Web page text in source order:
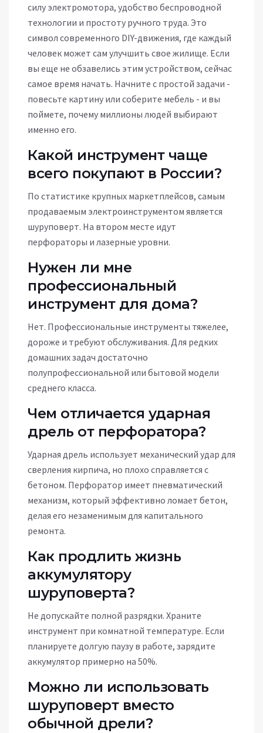
силу электромотора, удобство беспроводной
технологии и простоту ручного труда. Это
символ современного DIY-движения, где каждый
человек может сам улучшить свое жилище. Если
вы еще не обзавелись этим устройством, сейчас
самое время начать. Начните с простой задачи -
повесьте картину или соберите мебель - и вы
поймете, почему миллионы людей выбирают
именно его.
Какой инструмент чаще
всего покупают в России?
По статистике крупных маркетплейсов, самым
продаваемым электроинструментом является
шуруповерт. На втором месте идут
перфораторы и лазерные уровни.
Нужен ли мне
профессиональный
инструмент для дома?
Нет. Профессиональные инструменты тяжелее,
дороже и требуют обслуживания. Для редких
домашних задач достаточно
полупрофессиональной или бытовой модели
среднего класса.
Чем отличается ударная
дрель от перфоратора?
Ударная дрель использует механический удар для
сверления кирпича, но плохо справляется с
бетоном. Перфоратор имеет пневматический
механизм, который эффективно ломает бетон,
делая его незаменимым для капитального
ремонта.
Как продлить жизнь
аккумулятору
шуруповерта?
Не допускайте полной разрядки. Храните
инструмент при комнатной температуре. Если
планируете долгую паузу в работе, зарядите
аккумулятор примерно на 50%.
Можно ли использовать
шуруповерт вместо
обычной дрели?